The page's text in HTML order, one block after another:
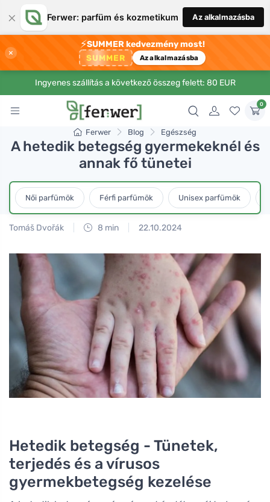
× Ferwer: parfüm és kozmetikum Az alkalmazásba
×
⚡SUMMER kedvezmény most!
SUMMER Az alkalmazásba
Ingyenes szállítás a következő összeg felett: 80 EUR
0
Ferwer Blog Egészség
A hetedik betegség gyermekeknél és
annak fő tünetei
Női parfümök Férfi parfümök Unisex parfümök
Tomáš Dvořák 8 min 22.10.2024
Hetedik betegség - Tünetek,
terjedés és a vírusos
gyermekbetegség kezelése